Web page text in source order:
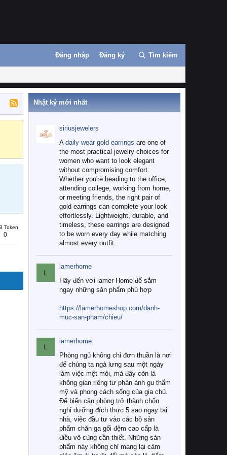
Đăng nhập Đăng ký Tìm kiếm
Token
0
Nhật ký mới nhất
siriusjewelers
A daily wear gold earrings are one of
the most practical jewelry choices for
women who want to look elegant
without compromising comfort.
Whether you're heading to the office,
attending college, working from home,
or meeting friends, the right pair of
gold earrings can complete your look
effortlessly. Lightweight, durable, and
timeless, these earrings are designed
to be worn every day while matching
almost every outfit.
L
lamerhome
Hãy đến với lamer Home để sắm
ngay những sản phẩm phù hợp
https://lamerhomeshop.com/danh-
muc-san-pham/chieu/
L
lamerhome
Phòng ngủ không chỉ đơn thuần là nơi
để chúng ta ngả lưng sau một ngày
làm việc mệt mỏi, mà đây còn là
không gian riêng tư phản ánh gu thẩm
mỹ và phong cách sống của gia chủ.
Để biến căn phòng trở thành chốn
nghỉ dưỡng đích thực 5 sao ngay tại
nhà, việc đầu tư vào các bộ sản
phẩm chăn ga gối đệm cao cấp là
điều vô cùng cần thiết. Những sản
phẩm này không chỉ mang lại cảm